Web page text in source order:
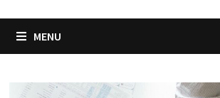
MENU